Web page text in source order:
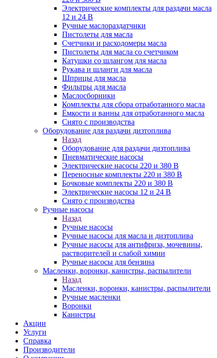
Электрические комплекты для раздачи масла
12 и 24 В
Ручные маслораздатчики
Пистолеты для масла
Счетчики и расходомеры масла
Пистолеты для масла со счетчиком
Катушки со шлангом для масла
Рукава и шланги для масла
Шприцы для масла
Фильтры для масла
Маслосборники
Комплекты для сбора отработанного масла
Ёмкости и ванны для отработанного масла
Снято с производства
Оборудование для раздачи дизтоплива
Назад
Оборудование для раздачи дизтоплива
Пневматические насосы
Электрические насосы 220 и 380 В
Переносные комплекты 220 и 380 В
Бочковые комплекты 220 и 380 В
Электрические насосы 12 и 24 В
Снято с производства
Ручные насосы
Назад
Ручные насосы
Ручные насосы для масла и дизтоплива
Ручные насосы для антифриза, мочевины,
растворителей и слабой химии
Ручные насосы для бензина
Масленки, воронки, канистры, распылители
Назад
Масленки, воронки, канистры, распылители
Ручные масленки
Воронки
Канистры
Акции
Услуги
Справка
Производители